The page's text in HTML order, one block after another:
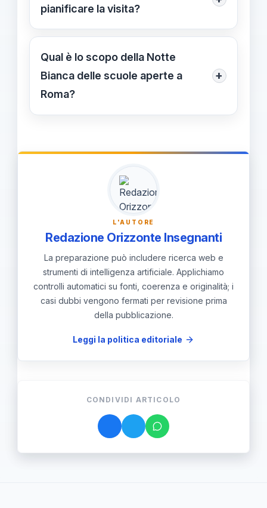
pubblicati sui canali istituzionali delle
pianificare la visita?
Consulta i programmi pubblicati dalle
scuole sui canali istituzionali e sui
social; seleziona le attività che ti
interessano e pianifica la visita in
Qual è lo scopo della Notte
Bianca delle scuole aperte a
Roma?
+
Trasformare le scuole in luoghi di
rafforzando la scuola come presidio
educativo, culturale e civico;
l'iniziativa è promossa da Roma
L'AUTORE
Redazione Orizzonte Insegnanti
La preparazione può includere ricerca web e
strumenti di intelligenza artificiale. Applichiamo
controlli automatici su fonti, coerenza e originalità; i
casi dubbi vengono fermati per revisione prima
della pubblicazione.
Leggi la politica editoriale
CONDIVIDI ARTICOLO